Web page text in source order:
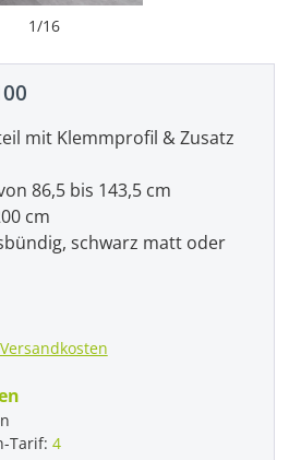
1/16
Tarif:4
mit Klemmprofil & Zusatz
86,5 bis 143,5 cm
cm
schwarz matt oder